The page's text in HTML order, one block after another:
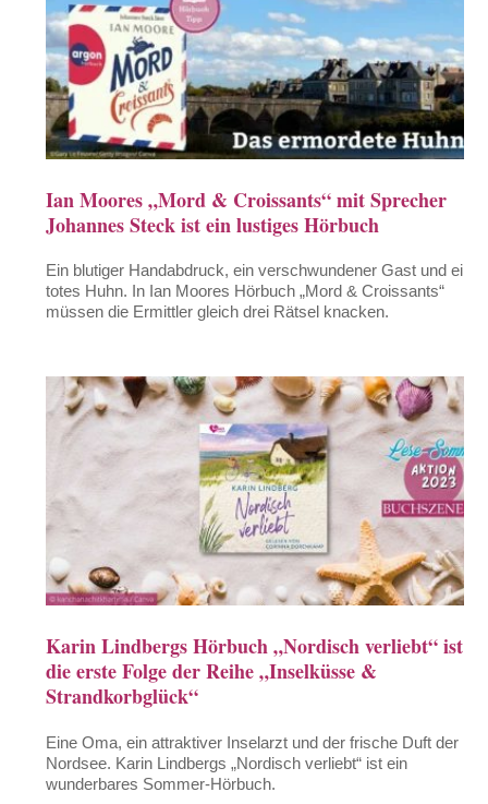
Ian Moores „Mord & Croissants“ mit Sprecher
Johannes Steck ist ein lustiges Hörbuch
Ein blutiger Handabdruck, ein verschwundener Gast und ein
totes Huhn. In Ian Moores Hörbuch „Mord & Croissants“
müssen die Ermittler gleich drei Rätsel knacken.
Karin Lindbergs Hörbuch „Nordisch verliebt“ ist
die erste Folge der Reihe „Inselküsse &
Strandkorbglück“
Eine Oma, ein attraktiver Inselarzt und der frische Duft der
Nordsee. Karin Lindbergs „Nordisch verliebt“ ist ein
wunderbares Sommer-Hörbuch.